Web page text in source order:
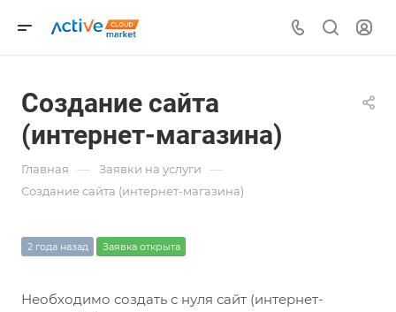
Создание сайта
(интернет-магазина)
Главная — Заявки на услуги —
Создание сайта (интернет-магазина)
2 года назад Заявка открыта
Необходимо создать с нуля сайт (интернет-